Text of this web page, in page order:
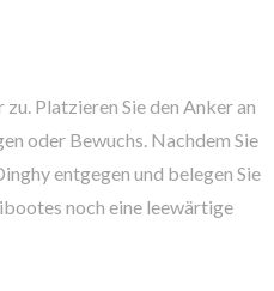
Platzieren Sie den Anker an
oder Bewuchs. Nachdem Sie
entgegen und belegen Sie
noch eine leewärtige